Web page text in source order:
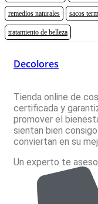
remedios naturales sacos
tratamiento de belleza
Decolores
Tienda online de
certificada y
promover el
sientan bien
conviertan en su
Un experto te